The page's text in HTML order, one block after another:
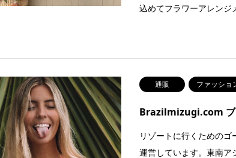
込めてフラワーアレン
通販 ファッショ
Brazilmizugi.com ブ
リゾートに行くための
運営しています。東南